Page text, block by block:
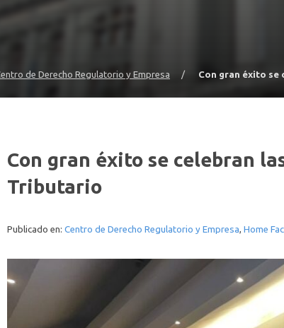
de Derecho Regulatorio y Empresa / Con gran éxito se
Con gran éxito se celebran
Tributario
Publicado en: Centro de Derecho Regulatorio y Empresa, Home